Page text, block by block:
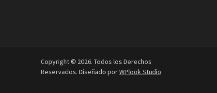
Copyright © 2026. Todos los Derechos
Reservados. Diseñado porWPlook Studio